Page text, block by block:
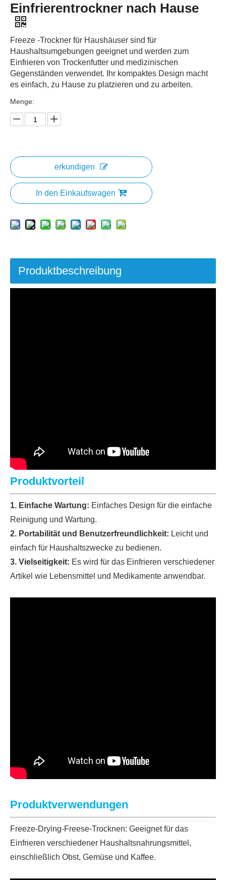
Einfrierentrockner nach Hause
Freeze -Trockner für Haushäuser sind für
Haushaltsumgebungen geeignet und werden zum
Einfrieren von Trockenfutter und medizinischen
Gegenständen verwendet. Ihr kompaktes Design macht
es einfach, zu Hause zu platzieren und zu arbeiten.
Menge:
erkundigen
In den Einkaufswagen
Produktbeschreibung
Produktvorteil
1. Einfache Wartung: Einfaches Design für die einfache
Reinigung und Wartung.
2. Portabilität und Benutzerfreundlichkeit: Leicht und
einfach für Haushaltszwecke zu bedienen.
3. Vielseitigkeit: Es wird für das Einfrieren verschiedener
Artikel wie Lebensmittel und Medikamente anwendbar.
Produktverwendungen
Freeze-Drying-Freese-Trocknen: Geeignet für das
Einfrieren verschiedener Haushaltsnahrungsmittel,
einschließlich Obst, Gemüse und Kaffee.